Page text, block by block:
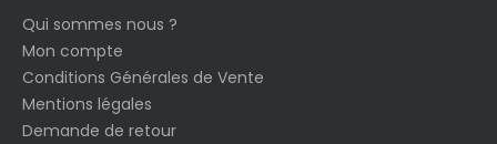
Qui sommes nous ?
Mon compte
Conditions Générales de Vente
Mentions légales
Demande de retour